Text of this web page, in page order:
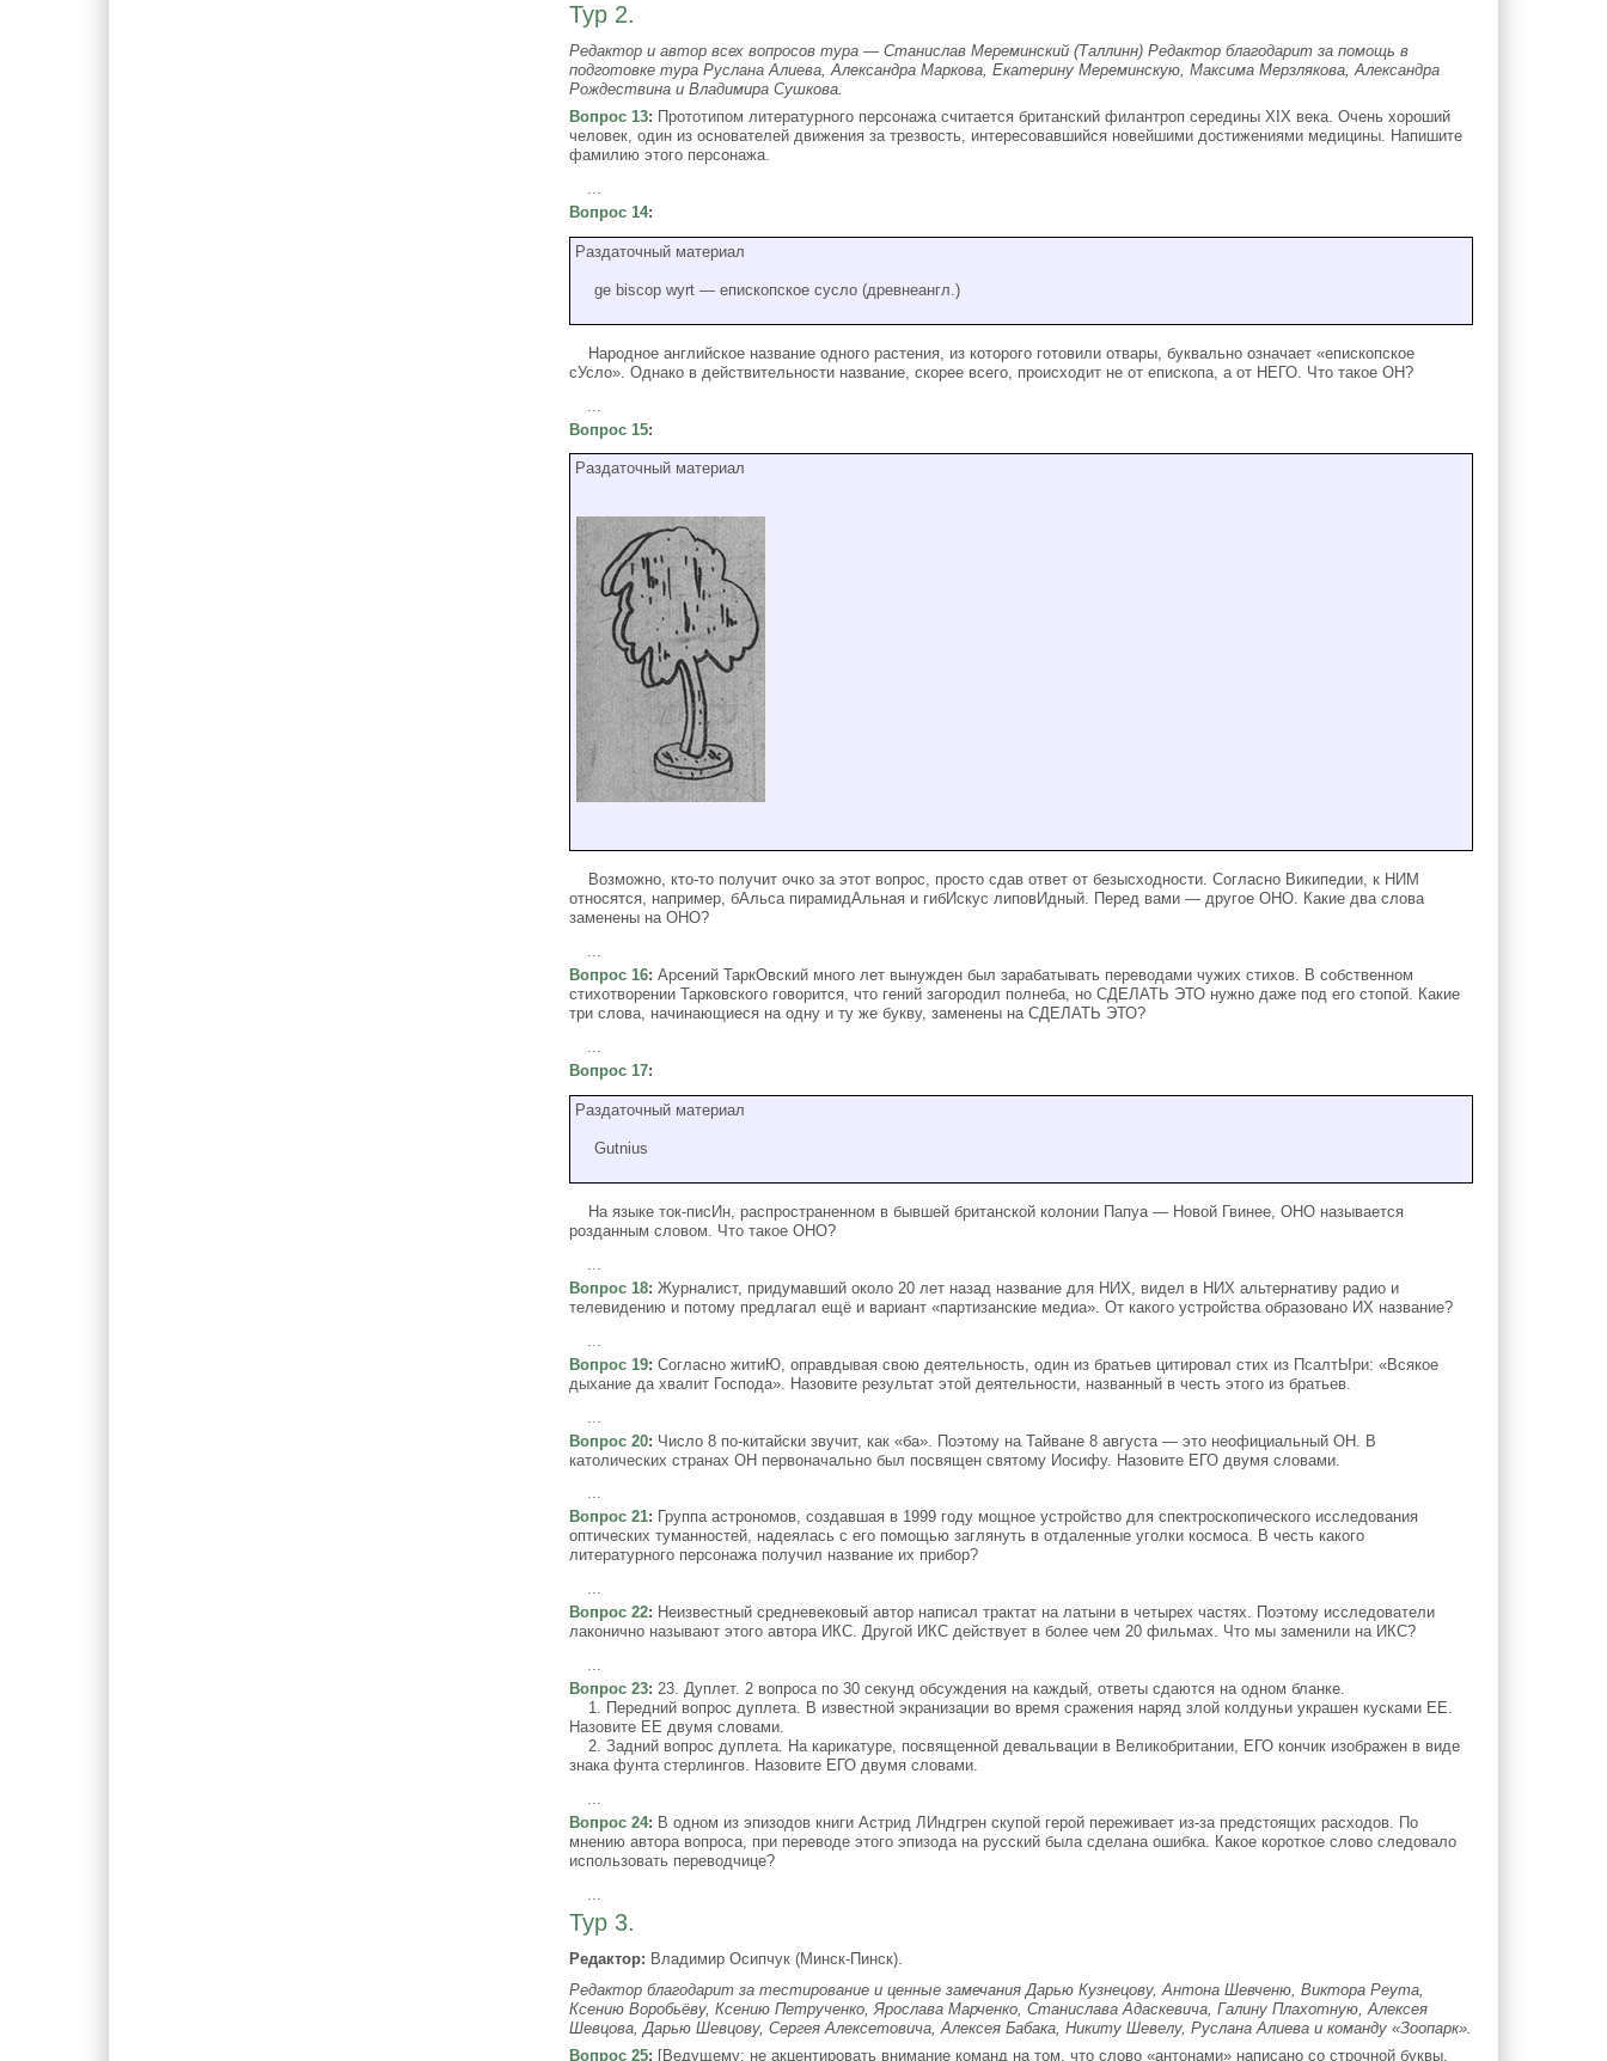
Тур 2.
Редактор и автор всех вопросов тура — Станислав Мереминский (Таллинн) Редактор благодарит за помощь в
подготовке тура Руслана Алиева, Александра Маркова, Екатерину Мереминскую, Максима Мерзлякова, Александра
Рождествина и Владимира Сушкова.
Вопрос 13: Прототипом литературного персонажа считается британский филантроп середины XIX века. Очень хороший
человек, один из основателей движения за трезвость, интересовавшийся новейшими достижениями медицины. Напишите
фамилию этого персонажа.
Вопрос 14:
Раздаточный материал
ge biscop wyrt — епископское сусло (древнеангл.)
Народное английское название одного растения, из которого готовили отвары, буквально означает «епископское
сУсло». Однако в действительности название, скорее всего, происходит не от епископа, а от НЕГО. Что такое ОН?
Вопрос 15:
Раздаточный материал
Возможно, кто-то получит очко за этот вопрос, просто сдав ответ от безысходности. Согласно Википедии, к НИМ
относятся, например, бАльса пирамидАльная и гибИскус липовИдный. Перед вами — другое ОНО. Какие два слова
заменены на ОНО?
...
Вопрос 16: Арсений ТаркОвский много лет вынужден был зарабатывать переводами чужих стихов. В собственном
стихотворении Тарковского говорится, что гений загородил полнеба, но СДЕЛАТЬ ЭТО нужно даже под его стопой. Какие
три слова, начинающиеся на одну и ту же букву, заменены на СДЕЛАТЬ ЭТО?
...
Вопрос 17:
Раздаточный материал
Gutnius
На языке ток-писИн, распространенном в бывшей британской колонии Папуа — Новой Гвинее, ОНО называется
розданным словом. Что такое ОНО?
Вопрос 18: Журналист, придумавший около 20 лет назад название для НИХ, видел в НИХ альтернативу радио и
телевидению и потому предлагал ещё и вариант «партизанские медиа». От какого устройства образовано ИХ название?
Вопрос 19: Согласно житиЮ, оправдывая свою деятельность, один из братьев цитировал стих из ПсалтЫри: «Всякое
дыхание да хвалит Господа». Назовите результат этой деятельности, названный в честь этого из братьев.
Вопрос 20: Число 8 по-китайски звучит, как «ба». Поэтому на Тайване 8 августа — это неофициальный ОН. В
католических странах ОН первоначально был посвящен святому Иосифу. Назовите ЕГО двумя словами.
...
Вопрос 21: Группа астрономов, создавшая в 1999 году мощное устройство для спектроскопического исследования
оптических туманностей, надеялась с его помощью заглянуть в отдаленные уголки космоса. В честь какого
литературного персонажа получил название их прибор?
...
Вопрос 22: Неизвестный средневековый автор написал трактат на латыни в четырех частях. Поэтому исследователи
лаконично называют этого автора ИКС. Другой ИКС действует в более чем 20 фильмах. Что мы заменили на ИКС?
...
Вопрос 23: 23. Дуплет. 2 вопроса по 30 секунд обсуждения на каждый, ответы сдаются на одном бланке.
1. Передний вопрос дуплета. В известной экранизации во время сражения наряд злой колдуньи украшен кусками ЕЕ.
Назовите ЕЕ двумя словами.
2. Задний вопрос дуплета. На карикатуре, посвященной девальвации в Великобритании, ЕГО кончик изображен в виде
знака фунта стерлингов. Назовите ЕГО двумя словами.
Вопрос 24: В одном из эпизодов книги Астрид ЛИндгрен скупой герой переживает из-за предстоящих расходов. По
мнению автора вопроса, при переводе этого эпизода на русский была сделана ошибка. Какое короткое слово следовало
использовать переводчице?
Тур 3.
Редактор: Владимир Осипчук (Минск-Пинск).
Редактор благодарит за тестирование и ценные замечания Дарью Кузнецову, Антона Шевченю, Виктора Реута,
Ксению Воробьёву, Ксению Петрученко, Ярослава Марченко, Станислава Адаскевича, Галину Плахотную, Алексея
Шевцова, Дарью Шевцову, Сергея Алексетовича, Алексея Бабака, Никиту Шевелу, Руслана Алиева и команду «Зоопарк».
Вопрос 25: [Ведущему: не акцентировать внимание команд на том, что слово «антонами» написано со строчной буквы.